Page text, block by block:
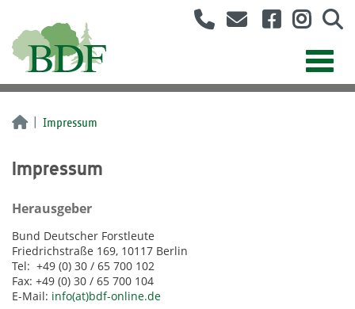
Impressum
Impressum
Herausgeber
Bund Deutscher Forstleute
Friedrichstraße 169, 10117 Berlin
Tel: +49 (0) 30 / 65 700 102
Fax: +49 (0) 30 / 65 700 104
E-Mail: info(at)bdf-online.de